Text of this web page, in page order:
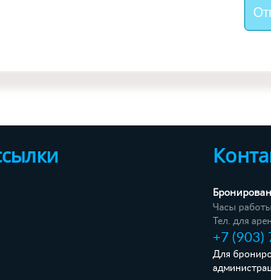
Часы
Тел. для
+7 (903)
Для